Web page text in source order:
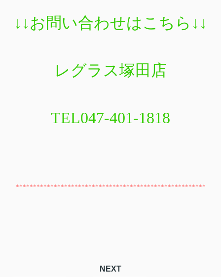
↓↓お問い合わせはこちら ↓↓
レグラス塚田店
TEL047-401-1818
*******************************************************
NEXT